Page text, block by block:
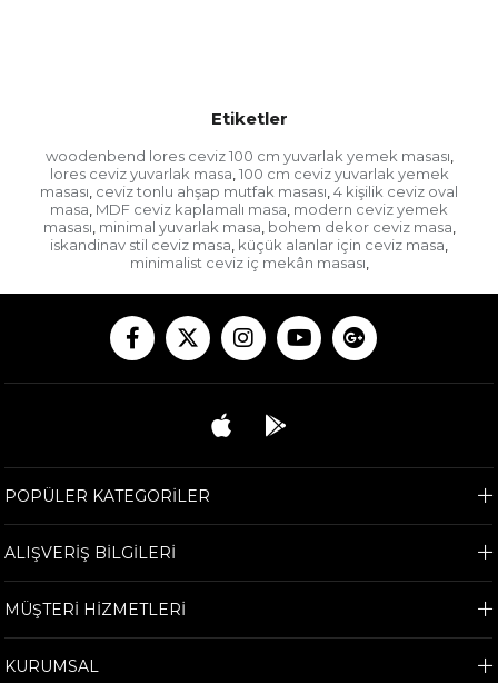
Etiketler
woodenbend lores ceviz 100 cm yuvarlak yemek masası
lores ceviz yuvarlak masa 100 cm ceviz yuvarlak yemek
masası ceviz tonlu ahşap mutfak masası 4 kişilik ceviz oval
masa MDF ceviz kaplamalı masa modern ceviz yemek
masası minimal yuvarlak masa bohem dekor ceviz masa
iskandinav stil ceviz masa küçük alanlar için ceviz masa
minimalist ceviz iç mekân masası
POPÜLER KATEGORİLER
ALIŞVERİŞ BİLGİLERİ
MÜŞTERİ HİZMETLERİ
KURUMSAL